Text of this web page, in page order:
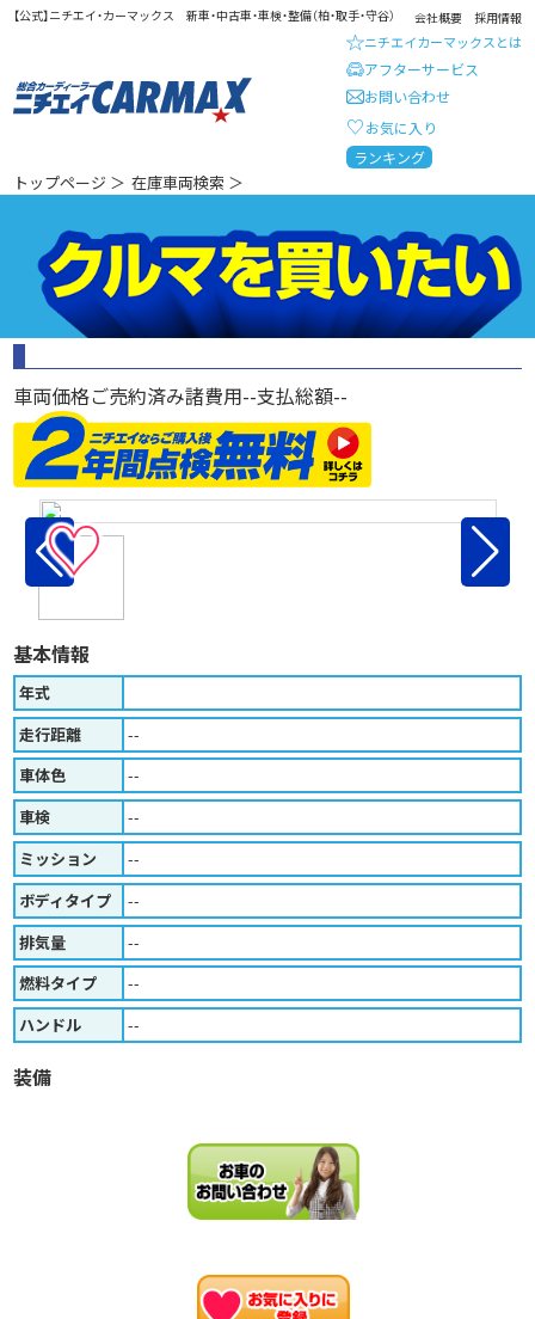
【公式】ニチエイ・カーマックス 新車・中古車・車検・整備（柏・取手・守谷） 会社概要 採用情報
総合カーディーラー ニチエイ・
ニチエイカーマックスとは
アフターサービス
お問い合わせ
お気に入り
ランキング
トップページ ＞ 在庫車両検索 ＞
車両価格ご売約済み諸費用--支払総額--
♡
基本情報
年式
走行距離
--
車体色
--
車検
--
ミッション
--
ボディタイプ
--
排気量
--
燃料タイプ
--
ハンドル
--
装備